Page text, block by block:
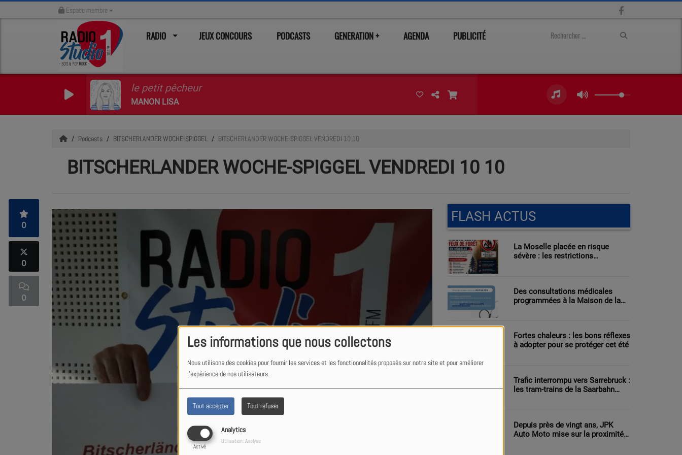
Les informations que nous collectons
Nous utilisons des cookies pour fournir les services et les fonctionnalités proposés sur notre site et pour améliorer
l'expérience de nos utilisateurs.
Tout accepter Tout refuser
Analytics
Activé
Utilisation: Analyse
Espace membre
RADIO JEUX CONCOURS PODCASTS GENERATION + AGENDA PUBLICITÉ
le petit pêcheur
MANON LISA
Podcasts BITSCHERLANDER WOCHE-SPIGGEL BITSCHERLANDER WOCHE-SPIGGEL VENDREDI 10 10
BITSCHERLANDER WOCHE-SPIGGEL VENDREDI 10 10
0
0
0
FLASH ACTUS
La Moselle placée en risque
sévère : les restrictions
Des consultations médicales
programmées à la Maison de la
Fortes chaleurs : les bons réflexes
à adopter pour se protéger cet été
Trafic interrompu vers Sarrebruck :
les tram-trains de la Saarbahn
Depuis près de vingt ans, JPK
Auto Moto mise sur la proximité